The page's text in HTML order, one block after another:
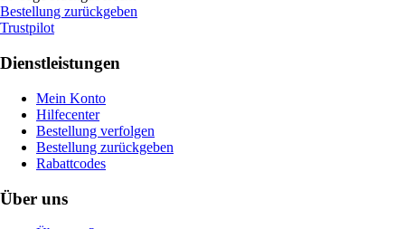
Bestellung zurückgeben
Trustpilot
Dienstleistungen
Mein Konto
Hilfecenter
Bestellung verfolgen
Bestellung zurückgeben
Rabattcodes
Über uns